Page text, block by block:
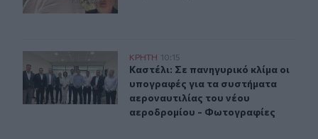
Καστέλι: Σε πανηγυρικό κλίμα οι υπογραφές για τα
ΚΡΗΤΗ 10:15
Καστέλι: Σε πανηγυρικό κλίμα οι
Καστέλι: Σε πανηγυρικό κλίμα οι
υπογραφές για τα συστήματα
αεροναυτιλίας του νέου
αεροδρομίου - Φωτογραφίες